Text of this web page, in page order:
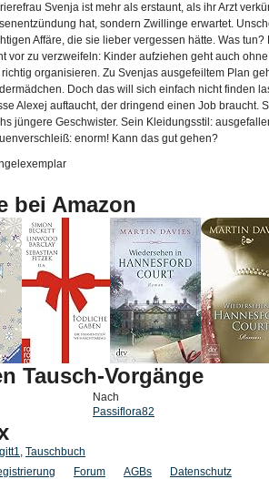
Svenja ist mehr als erstaunt, als ihr Arzt
hat, sondern Zwillinge erwartet.
Affäre, die sie lieber vergessen hätte. Was
vor zu verzweifeln: Kinder aufziehen geht auch
organisieren. Zu Svenjas ausgefeiltem Plan
Doch das will sich einfach nicht finden
Alexej auftaucht, der dringend einen Job braucht.
jüngere Geschwister. Sein Kleidungsstil:
enorm! Kann das gut gehen?
bei Amazon
Tausch-Vorgänge
Nach
Passiflora82
, Tauschbuch
Forum AGBs Datenschutz